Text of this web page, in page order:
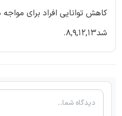
کاهش توانایی افراد برای مواجه
شد8,9,12,13.